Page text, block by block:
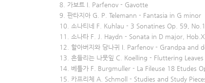
8. 가보트 I. Parfenov - Gavotte
9. 판타지아 G. P. Telemann - Fantasia in G minor
10. 소나티네 F. Kuhlau - 3 Sonatines Op. 59, No.1
11. 소나타 F. J. Haydn - Sonata in D major,
12. 할아버지와 당나귀 I. Parfenov - Grandpa and
13. 흔들리는 나뭇잎 C. Koelling - Fluttering Leaves
14. 베틀가 F. Burgmuller - La Fileuse 18 Etudes
15. 카프리체 A. Schmoll - Studies and Study